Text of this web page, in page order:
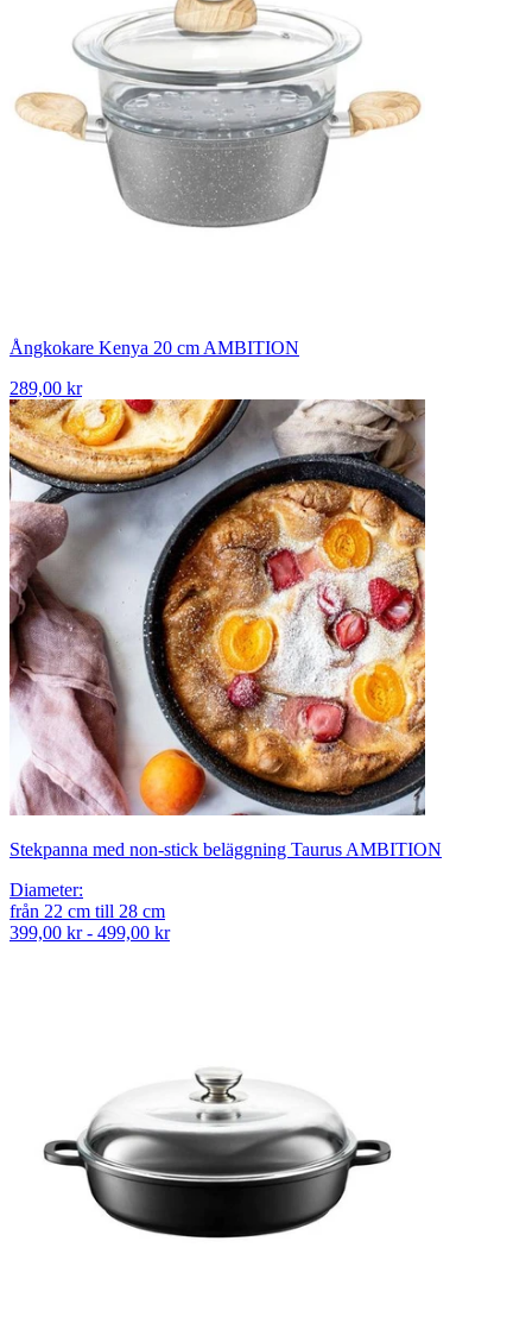
Ångkokare Kenya 20 cm AMBITION
289,00 kr
Stekpanna med non-stick beläggning Taurus AMBITION
Diameter:
från 22 cm till 28 cm
399,00 kr - 499,00 kr